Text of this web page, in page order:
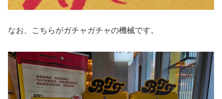
なお、こちらがガチャガチャの機械です。